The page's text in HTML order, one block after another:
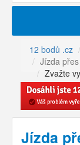
12 bodů .cz
Jízda
Zvažte
Jízda